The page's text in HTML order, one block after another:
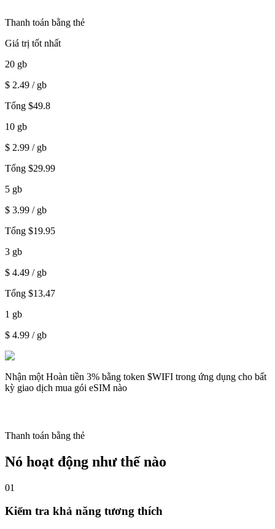
Thanh toán bằng thẻ
Giá trị tốt nhất
20 gb
$ 2.49 / gb
Tổng $49.8
10 gb
$ 2.99 / gb
Tổng $29.99
5 gb
$ 3.99 / gb
Tổng $19.95
3 gb
$ 4.49 / gb
Tổng $13.47
1 gb
$ 4.99 / gb
Nhận một Hoàn tiền 3% bằng token $WIFI trong ứng dụng cho bất
kỳ giao dịch mua gói eSIM nào
Thanh toán bằng thẻ
Nó hoạt động như thế nào
01
Kiểm tra khả năng tương thích